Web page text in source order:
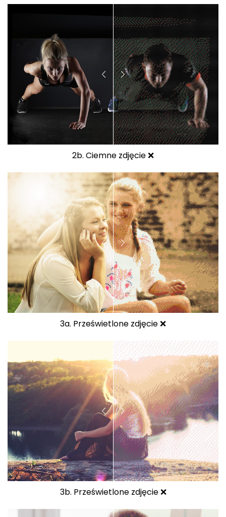
2b. Ciemne zdjęcie ❌
3a. Prześwietlone zdjęcie ❌
3b. Prześwietlone zdjęcie ❌